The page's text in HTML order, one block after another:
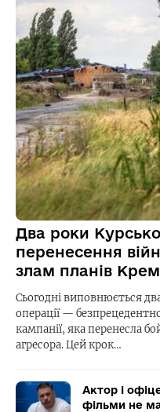
Два роки
перенесення
злам планів
Сьогодні виповнюється
операції —
кампанії, яка перенесла
агресора. Цей крок…
Актор і
фільми не